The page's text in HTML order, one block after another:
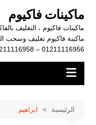
المحتوى
ماكينات فاكيوم
ماكينات فاكيوم ، التغليف
01211116956 – 01211116958
الرئيسية ابراهيم